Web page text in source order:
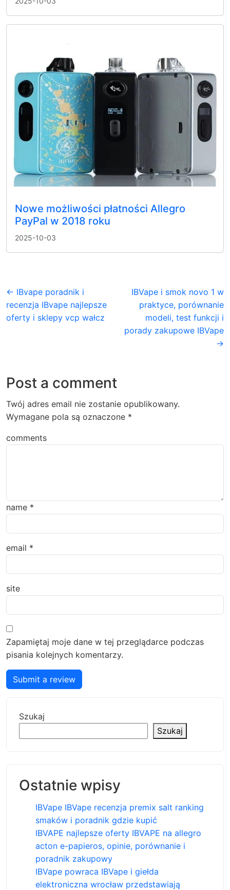
Nowe możliwości płatności Allegro
PayPal w 2018 roku
2025-10-03
← IBvape poradnik i
recenzja IBvape najlepsze
oferty i sklepy vcp wałcz
IBVape i smok novo 1 w
praktyce, porównanie
modeli, test funkcji i
porady zakupowe IBVape
→
Post a comment
Twój adres email nie zostanie opublikowany.
Wymagane pola są oznaczone *
comments
name *
email *
site
Zapamiętaj moje dane w tej przeglądarce podczas
pisania kolejnych komentarzy.
Submit a review
Szukaj
Szukaj
Ostatnie wpisy
IBVape IBVape recenzja premix salt ranking
smaków i poradnik gdzie kupić
IBVAPE najlepsze oferty IBVAPE na allegro
acton e-papieros, opinie, porównanie i
poradnik zakupowy
IBVape powraca IBVape i giełda
elektroniczna wrocław przedstawiają